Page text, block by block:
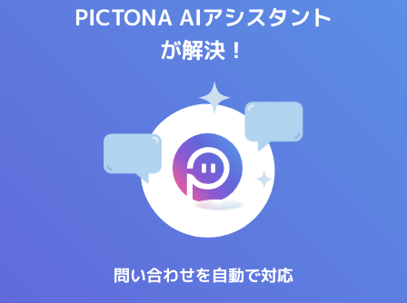
PICTONA AIアシスタント
が解決！
問い合わせを自動で対応